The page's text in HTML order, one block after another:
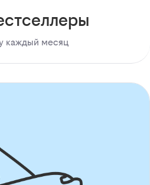
каждый месяц